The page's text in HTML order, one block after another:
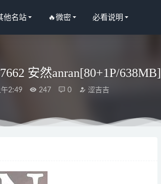
他名站 🔥微密 必看说明
安然anran[80+1P/638MB]
2:49 247 0 涩吉吉
Booty[78+1P／637MB]